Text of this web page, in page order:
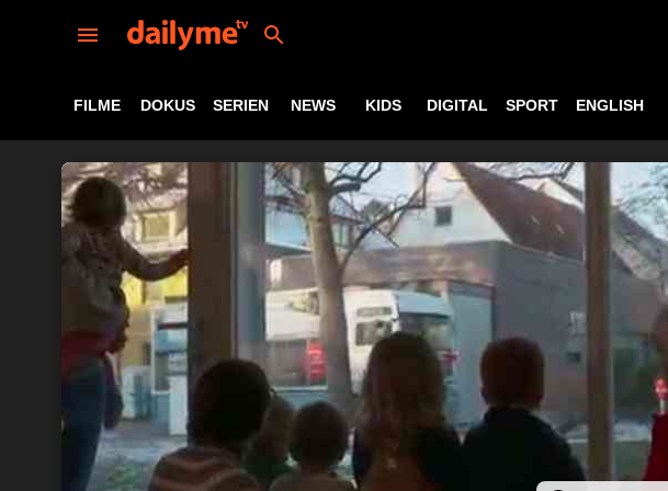
FILME DOKUS SERIEN NEWS KIDS DIGITAL SPORT ENGLISH